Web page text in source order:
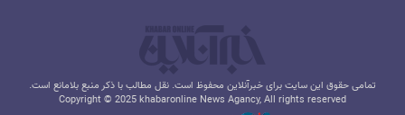
تمامی حقوق این سایت برای خبرآنلاین محفوظ است. نقل مطالب با ذکر منبع بلامانع است.
Copyright © 2025 khabaronline News Agancy, All rights reserved